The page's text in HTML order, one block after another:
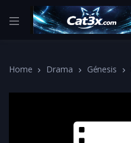
Home Drama Génesis